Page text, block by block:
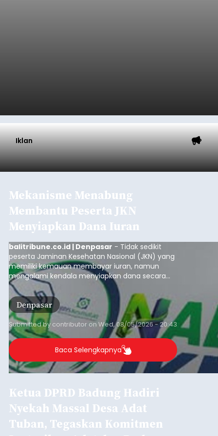
Iklan
Mekanisme Menabung
Membantu Peserta JKN
Menyiapkan Dana Iuran
balitribune.co.id | Denpasar - Tidak sedikit
peserta Jaminan Kesehatan Nasional (JKN) yang
memiliki kemauan membayar iuran, namun
mengalami kendala menyiapkan dana secara
penuh saat jatuh tempo pembayaran iuran.
Kondisi ini terutama dialami oleh peserta
segmen Pekerja Bukan Penerima Upah (PBPU)
yang memiliki penghasilan tidak tetap.
Denpasar
Submitted by contributor on Wed, 08/05/2026 - 20:43
Baca Selengkapnya
Ketua DPRD Badung Hadiri
Nyekah Massal Desa Adat
Tuban, Tegaskan Komitmen